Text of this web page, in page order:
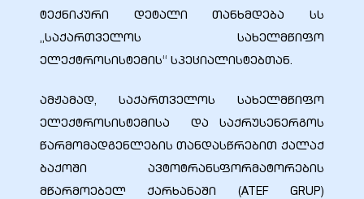
ტექნიკური დეტალი თანხმდება სს
„საქართველოს სახელმწიფო
ელექტროსისტემის“ სპეციალისტებთან.
ამჟამად, საქართველოს სახელმწიფო
ელექტროსისტემისა და საქრუსენერგოს
წარმომადგენლების თანდასწრებით ქალაქ
ბაქოში ავტოტრანსფორმატორების
მწარმოებელ ქარხანაში (ATEF GRUP)